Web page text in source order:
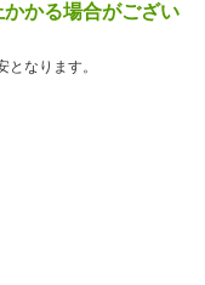
かる場合がござい
となります。